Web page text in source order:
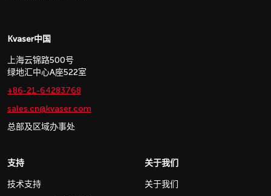
Kvaser中国
上海云锦路500号
绿地汇中心A座522室
+86-21-64283768
sales.cn@kvaser.com
总部及区域办事处
支持
技术支持
关于我们
关于我们